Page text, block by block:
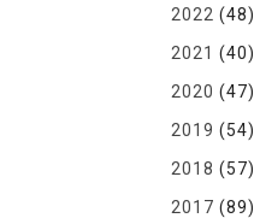
2022 (48)
2021 (40)
2020 (47)
2019 (54)
2018 (57)
2017 (89)